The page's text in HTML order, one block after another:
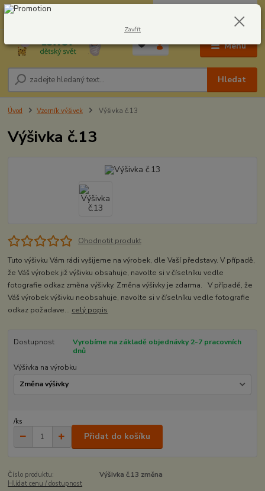
Menu
Hledat
604278943 0,00 Kč
Úvod Vzorník výšivek Výšivka č.13
Výšivka č.13
Ohodnotit produkt
Tuto výšivku Vám rádi vyšijeme na výrobek, dle Vaší představy. V případě,
že Váš výrobek již výšivku obsahuje, navolte si v číselníku vedle
fotografie odkaz změna výšivky. Změna výšivky je zdarma. V případě, že
Váš výrobek výšivku neobsahuje, navolte si v číselníku vedle fotografie
odkaz požadave... celý popis
Dostupnost
Vyrobíme na základě objednávky 2-7 pracovních
dnů
Výšivka na výrobku
/ks
Přidat do košíku
Číslo produktu:
Výšivka č.13 změna
Hlídat cenu / dostupnost
Zavřít